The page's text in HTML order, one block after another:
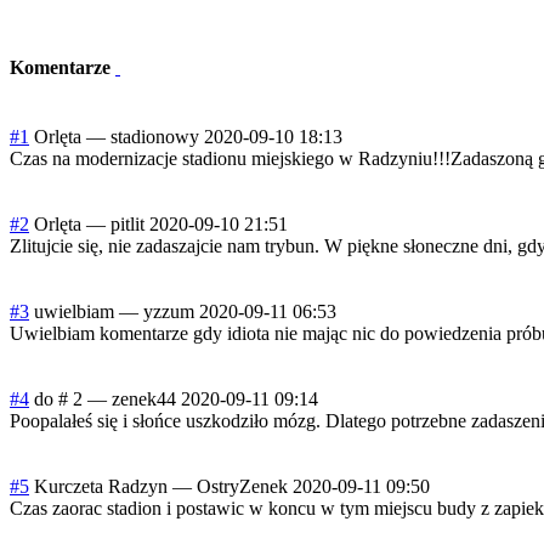
Komentarze
#1 Orlęta — stadionowy 2020-09-10 18:13
Czas na modernizacje stadionu miejskiego w
#2 Orlęta — pitlit 2020-09-10 21:51
Zlitujcie się, nie zadaszajcie nam trybun. W piękne słoneczne dni,
#3 uwielbiam — yzzum 2020-09-11 06:53
Uwielbiam komentarze gdy idiota nie mając nic do powiedzenia
#4 do # 2 — zenek44 2020-09-11 09:14
Poopalałeś się i słońce uszkodziło mózg. Dlatego potrzebne
#5 Kurczeta Radzyn — OstryZenek 2020-09-11 09:50
Czas zaorac stadion i postawic w koncu w tym miejscu budy z